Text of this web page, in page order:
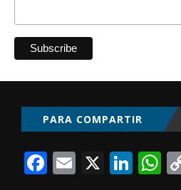
PARA COMPARTIR
Facebook
Email
X